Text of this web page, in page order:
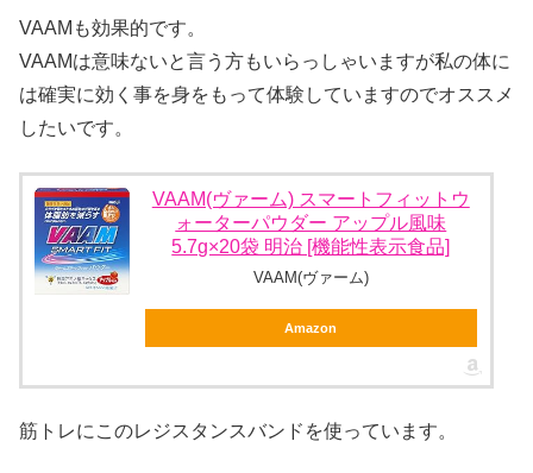
VAAMも効果的です。
VAAMは意味ないと言う方もいらっしゃいますが私の体に
は確実に効く事を身をもって体験していますのでオススメ
したいです。
VAAM(ヴァーム) スマートフィットウ
ォーターパウダー アップル風味
5.7g×20袋 明治 [機能性表示食品]
VAAM(ヴァーム)
Amazon
筋トレにこのレジスタンスバンドを使っています。